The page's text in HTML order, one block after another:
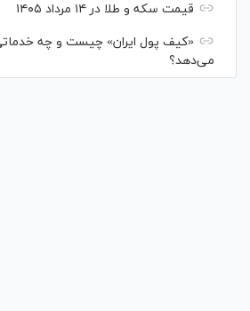
قیمت سکه و طلا در ۱۴ مرداد ۱۴۰۵
«کیف پول ایران» چیست و چه خدماتی
می‌دهد؟